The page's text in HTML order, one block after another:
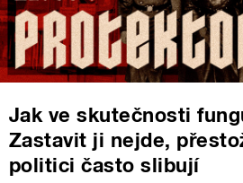
Jak ve skutečnosti
Zastavit ji nejde,
politici často slibují